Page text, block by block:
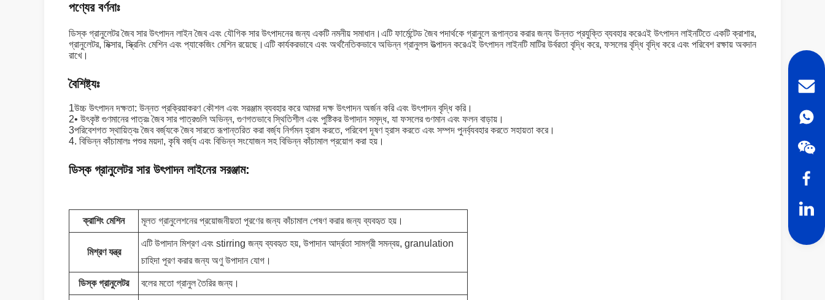
পণ্যের বর্ণনাঃ
ডিস্ক গ্রানুলেটর জৈব সার উৎপাদন লাইন জৈব এবং যৌগিক সার উৎপাদনের জন্য একটি নমনীয় সমাধান।এটি ফার্মেন্টেড জৈব পদার্থকে গ্রানুলে রূপান্তর করার জন্য উন্নত প্রযুক্তি ব্যবহার করেএই উৎপাদন লাইনটিতে একটি ক্রাশার,
গ্রানুলেটর, মিক্সার, স্ক্রিনিং মেশিন এবং প্যাকেজিং মেশিন রয়েছে।এটি কার্যকরভাবে এবং অর্থনৈতিকভাবে অভিন্ন গ্রানুলস উত্পাদন করেএই উৎপাদন লাইনটি মাটির উর্বরতা বৃদ্ধি করে, ফসলের বৃদ্ধি বৃদ্ধি করে এবং পরিবেশ রক্ষায় অবদান
রাখে।
বৈশিষ্ট্যঃ
1উচ্চ উৎপাদন দক্ষতা: উন্নত প্রক্রিয়াকরণ কৌশল এবং সরঞ্জাম ব্যবহার করে আমরা দক্ষ উৎপাদন অর্জন করি এবং উৎপাদন বৃদ্ধি করি।
2• উৎকৃষ্ট গুণমানের পাত্রঃ জৈব সার পাত্রগুলি অভিন্ন, গুণগতভাবে স্থিতিশীল এবং পুষ্টিকর উপাদান সমৃদ্ধ, যা ফসলের গুণমান এবং ফলন বাড়ায়।
3পরিবেশগত স্থায়িত্বঃ জৈব বর্জ্যকে জৈব সারতে রূপান্তরিত করা বর্জ্য নির্গমন হ্রাস করতে, পরিবেশ দূষণ হ্রাস করতে এবং সম্পদ পুনর্ব্যবহার করতে সহায়তা করে।
4. বিভিন্ন কাঁচামালঃ পশুর ময়দা, কৃষি বর্জ্য এবং বিভিন্ন সংযোজন সহ বিভিন্ন কাঁচামাল প্রয়োগ করা হয়।
ডিস্ক গ্রানুলেটর সার উৎপাদন লাইনের সরঞ্জাম:
ক্রাশিং মেশিন মূলত গ্রানুলেশনের প্রয়োজনীয়তা পূরণের জন্য কাঁচামাল পেষণ করার জন্য ব্যবহৃত হয়।
মিশ্রণ যন্ত্র
এটি উপাদান মিশ্রণ এবং stirring জন্য ব্যবহৃত হয়, উপাদান আর্দ্রতা সামগ্রী সমন্বয়, granulation
চাহিদা পূরণ করার জন্য অণু উপাদান যোগ।
ডিস্ক গ্রানুলেটর বলের মতো গ্রানুল তৈরির জন্য।